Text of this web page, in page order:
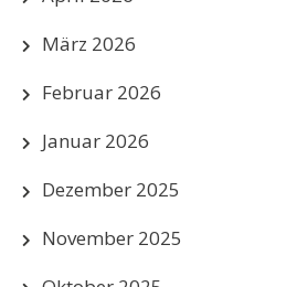
März 2026
Februar 2026
Januar 2026
Dezember 2025
November 2025